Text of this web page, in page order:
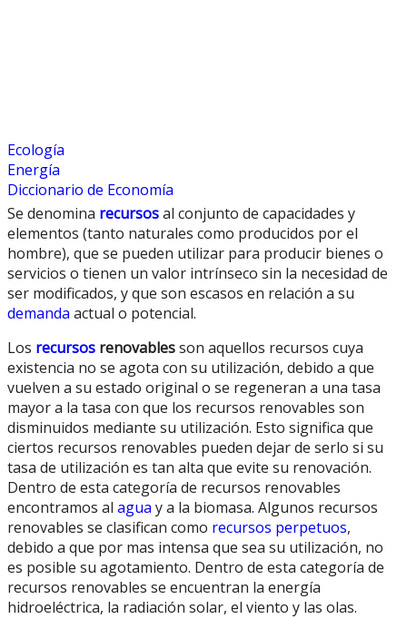
Ecología
Energía
Diccionario de Economía
Se denomina recursosal conjunto de capacidades y
elementos (tanto naturales como producidos por el
hombre), que se pueden utilizar para producir bienes o
servicios o tienen un valor intrínseco sin la necesidad de
ser modificados, y que son escasos en relación a su
demanda actual o potencial.
Los recursos renovablesson aquellos recursos cuya
existencia no se agota con su utilización, debido a que
vuelven a su estado original o se regeneran a una tasa
mayor a la tasa con que los recursos renovables son
disminuidos mediante su utilización. Esto significa que
ciertos recursos renovables pueden dejar de serlo si su
tasa de utilización es tan alta que evite su renovación.
Dentro de esta categoría de recursos renovables
encontramos al agua y a la biomasa. Algunos recursos
renovables se clasifican como recursos perpetuos,
debido a que por mas intensa que sea su utilización, no
es posible su agotamiento. Dentro de esta categoría de
recursos renovables se encuentran la energía
hidroeléctrica, la radiación solar, el viento y las olas.